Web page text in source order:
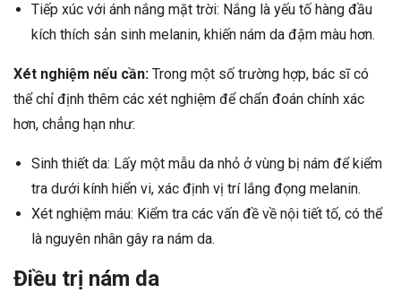
Tiếp xúc với ánh nắng mặt trời: Nắng là yếu tố hàng đầu
kích thích sản sinh melanin, khiến nám da đậm màu hơn.
Xét nghiệm nếu cần: Trong một số trường hợp, bác sĩ có
thể chỉ định thêm các xét nghiệm để chẩn đoán chính xác
hơn, chẳng hạn như:
Sinh thiết da: Lấy một mẫu da nhỏ ở vùng bị nám để kiểm
tra dưới kính hiển vi, xác định vị trí lắng đọng melanin.
Xét nghiệm máu: Kiểm tra các vấn đề về nội tiết tố, có thể
là nguyên nhân gây ra nám da.
Điều trị nám da